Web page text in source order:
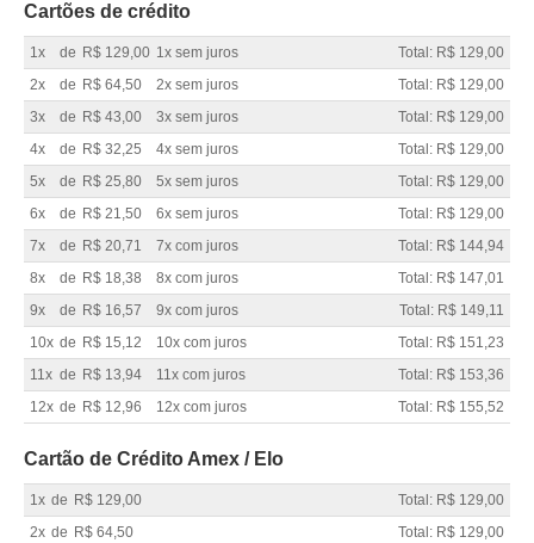
Cartões de crédito
1x de R$ 129,00 1x sem juros
Total: R$ 129,00
2x
de R$ 64,50 2x sem juros
Total: R$ 129,00
3x
de R$ 43,00 3x sem juros
Total: R$ 129,00
4x
de R$ 32,25 4x sem juros
Total: R$ 129,00
5x
de R$ 25,80 5x sem juros
Total: R$ 129,00
6x
de R$ 21,50 6x sem juros
Total: R$ 129,00
7x
de R$ 20,71 7x com juros
Total: R$ 144,94
8x
de R$ 18,38 8x com juros
Total: R$ 147,01
9x
de R$ 16,57 9x com juros
Total: R$ 149,11
10x de R$ 15,12 10x com juros
Total: R$ 151,23
11x de R$ 13,94 11x com juros
Total: R$ 153,36
12x de R$ 12,96 12x com juros Total: R$ 155,52
Cartão de Crédito Amex / Elo
1x de R$ 129,00
Total: R$ 129,00
2x de R$ 64,50
Total: R$ 129,00